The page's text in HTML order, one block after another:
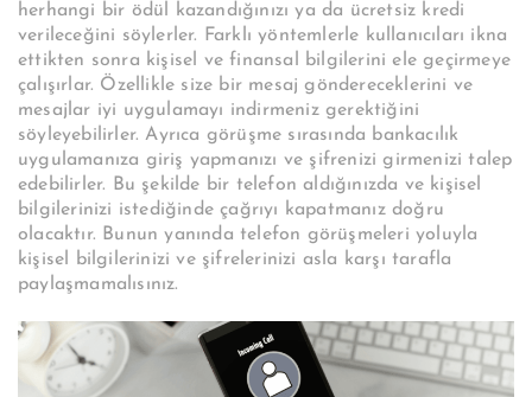
herhangi bir ödül kazandığınızı ya da ücretsiz kredi
verileceğini söylerler. Farklı yöntemlerle kullanıcıları ikna
ettikten sonra kişisel ve finansal bilgilerini ele geçirmeye
çalışırlar. Özellikle size bir mesaj göndereceklerini ve
mesajlar iyi uygulamayı indirmeniz gerektiğini
söyleyebilirler. Ayrıca görüşme sırasında bankacılık
uygulamanıza giriş yapmanızı ve şifrenizi girmenizi talep
edebilirler. Bu şekilde bir telefon aldığınızda ve kişisel
bilgilerinizi istediğinde çağrıyı kapatmanız doğru
olacaktır. Bunun yanında telefon görüşmeleri yoluyla
kişisel bilgilerinizi ve şifrelerinizi asla karşı tarafla
paylaşmamalısınız.